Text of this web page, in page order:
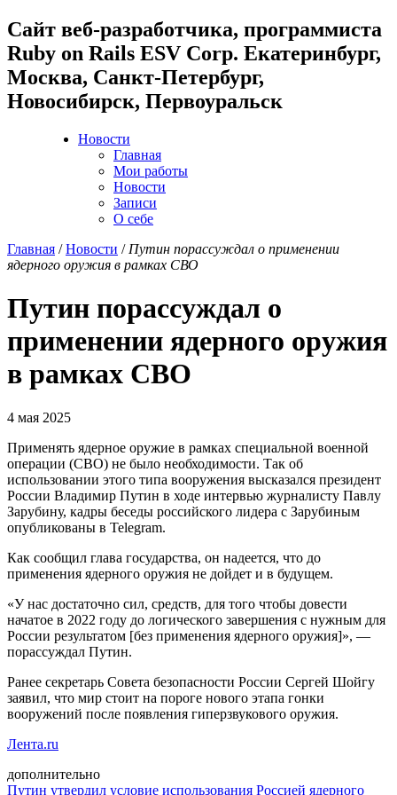
Cайт веб-разработчика, программиста
Ruby on Rails ESV Corp. Екатеринбург,
Москва, Санкт-Петербург,
Новосибирск, Первоуральск
Новости
Главная
Мои работы
Новости
Записи
О себе
Главная /Новости / Путин порассуждал о применении
ядерного оружия в рамках СВО
Путин порассуждал о
применении ядерного оружия
в рамках СВО
4 мая 2025
Применять ядерное оружие в рамках специальной военной
операции (СВО) не было необходимости. Так об
использовании этого типа вооружения высказался президент
России Владимир Путин в ходе интервью журналисту Павлу
Зарубину, кадры беседы российского лидера с Зарубиным
опубликованы в Telegram.
Как сообщил глава государства, он надеется, что до
применения ядерного оружия не дойдет и в будущем.
«У нас достаточно сил, средств, для того чтобы довести
начатое в 2022 году до логического завершения с нужным для
России результатом [без применения ядерного оружия]», —
порассуждал Путин.
Ранее секретарь Совета безопасности России Сергей Шойгу
заявил, что мир стоит на пороге нового этапа гонки
вооружений после появления гиперзвукового оружия.
Лента.ru
дополнительно
Путин утвердил условие использования Россией ядерного